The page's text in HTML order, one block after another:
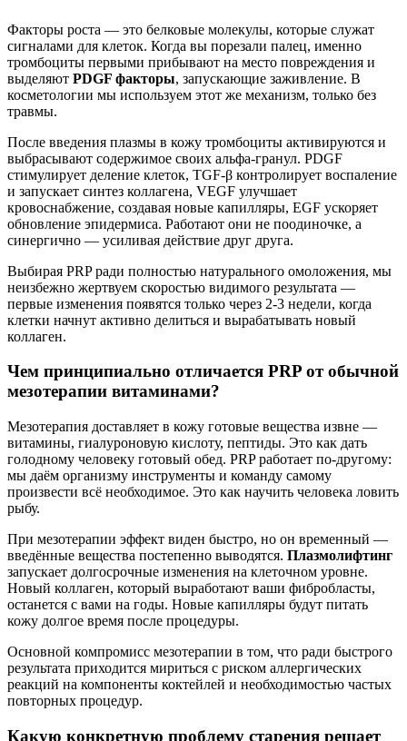
Факторы роста — это белковые молекулы, которые служат
сигналами для клеток. Когда вы порезали палец, именно
тромбоциты первыми прибывают на место повреждения и
выделяют PDGF факторы, запускающие заживление. В
косметологии мы используем этот же механизм, только без
травмы.
После введения плазмы в кожу тромбоциты активируются и
выбрасывают содержимое своих альфа-гранул. PDGF
стимулирует деление клеток, TGF-β контролирует воспаление
и запускает синтез коллагена, VEGF улучшает
кровоснабжение, создавая новые капилляры, EGF ускоряет
обновление эпидермиса. Работают они не поодиночке, а
синергично — усиливая действие друг друга.
Выбирая PRP ради полностью натурального омоложения, мы
неизбежно жертвуем скоростью видимого результата —
первые изменения появятся только через 2-3 недели, когда
клетки начнут активно делиться и вырабатывать новый
коллаген.
Чем принципиально отличается PRP от обычной
мезотерапии витаминами?
Мезотерапия доставляет в кожу готовые вещества извне —
витамины, гиалуроновую кислоту, пептиды. Это как дать
голодному человеку готовый обед. PRP работает по-другому:
мы даём организму инструменты и команду самому
произвести всё необходимое. Это как научить человека ловить
рыбу.
При мезотерапии эффект виден быстро, но он временный —
введённые вещества постепенно выводятся. Плазмолифтинг
запускает долгосрочные изменения на клеточном уровне.
Новый коллаген, который выработают ваши фибробласты,
останется с вами на годы. Новые капилляры будут питать
кожу долгое время после процедуры.
Основной компромисс мезотерапии в том, что ради быстрого
результата приходится мириться с риском аллергических
реакций на компоненты коктейлей и необходимостью частых
повторных процедур.
Какую конкретную проблему старения решает